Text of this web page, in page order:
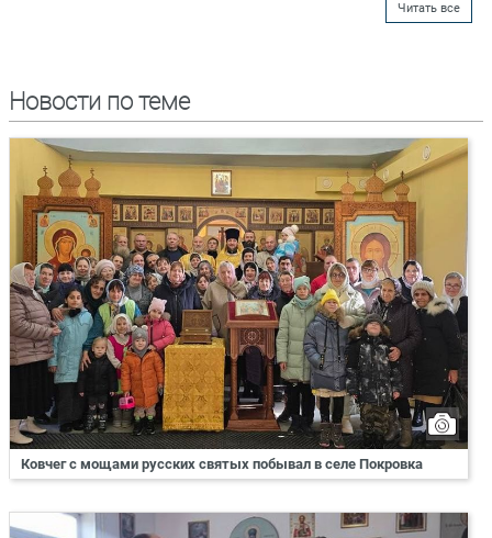
Читать все
Новости по теме
Ковчег с мощами русских святых побывал в селе Покровка